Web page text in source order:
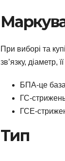
При виборі та
зв’язку, діаметр,
БПА-це
ГС-
ГСЕ-
Тип